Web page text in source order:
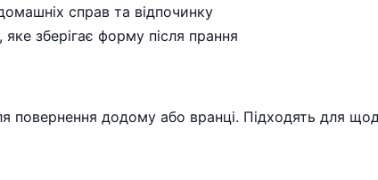
справ та відпочинку
зберігає форму після прання
повернення додому або вранці. Підходять для